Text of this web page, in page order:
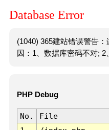
Database Error
(1040) 365建站错误警告
因：1、数据库密码不对; 2
PHP Debug
No. File